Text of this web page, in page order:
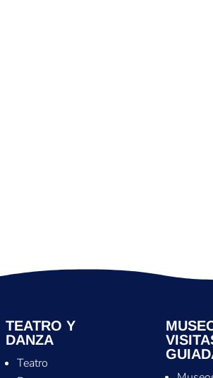
TEATRO Y
DANZA
Teatro